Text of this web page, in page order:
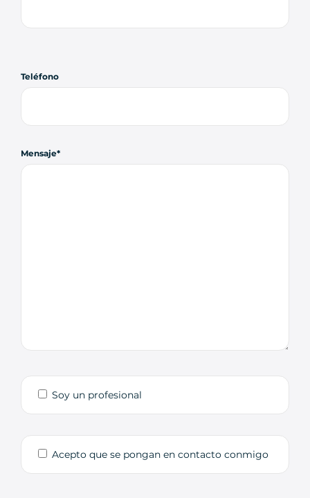
Teléfono
Mensaje
Soy un profesional
Acepto que se pongan en contacto conmigo